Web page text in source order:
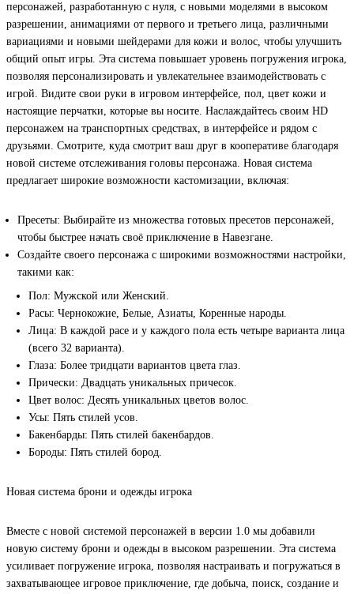
персонажей, разработанную с нуля, с новыми моделями в высоком
разрешении, анимациями от первого и третьего лица, различными
вариациями и новыми шейдерами для кожи и волос, чтобы улучшить
общий опыт игры. Эта система повышает уровень погружения игрока,
позволяя персонализировать и увлекательнее взаимодействовать с
игрой. Видите свои руки в игровом интерфейсе, пол, цвет кожи и
настоящие перчатки, которые вы носите. Наслаждайтесь своим HD
персонажем на транспортных средствах, в интерфейсе и рядом с
друзьями. Смотрите, куда смотрит ваш друг в кооперативе благодаря
новой системе отслеживания головы персонажа. Новая система
предлагает широкие возможности кастомизации, включая:
Пресеты: Выбирайте из множества готовых пресетов персонажей,
чтобы быстрее начать своё приключение в Навезгане.
Создайте своего персонажа с широкими возможностями настройки,
такими как:
Пол: Мужской или Женский.
Расы: Чернокожие, Белые, Азиаты, Коренные народы.
Лица: В каждой расе и у каждого пола есть четыре варианта лица
(всего 32 варианта).
Глаза: Более тридцати вариантов цвета глаз.
Прически: Двадцать уникальных причесок.
Цвет волос: Десять уникальных цветов волос.
Усы: Пять стилей усов.
Бакенбарды: Пять стилей бакенбардов.
Бороды: Пять стилей бород.
Новая система брони и одежды игрока
Вместе с новой системой персонажей в версии 1.0 мы добавили
новую систему брони и одежды в высоком разрешении. Эта система
усиливает погружение игрока, позволяя настраивать и погружаться в
захватывающее игровое приключение, где добыча, поиск, создание и